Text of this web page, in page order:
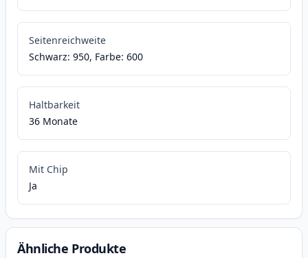
Seitenreichweite
Schwarz: 950, Farbe: 600
Haltbarkeit
36 Monate
Mit Chip
Ja
Ähnliche Produkte